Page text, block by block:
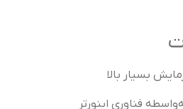
بسیار بالا
فناوری اینورتر